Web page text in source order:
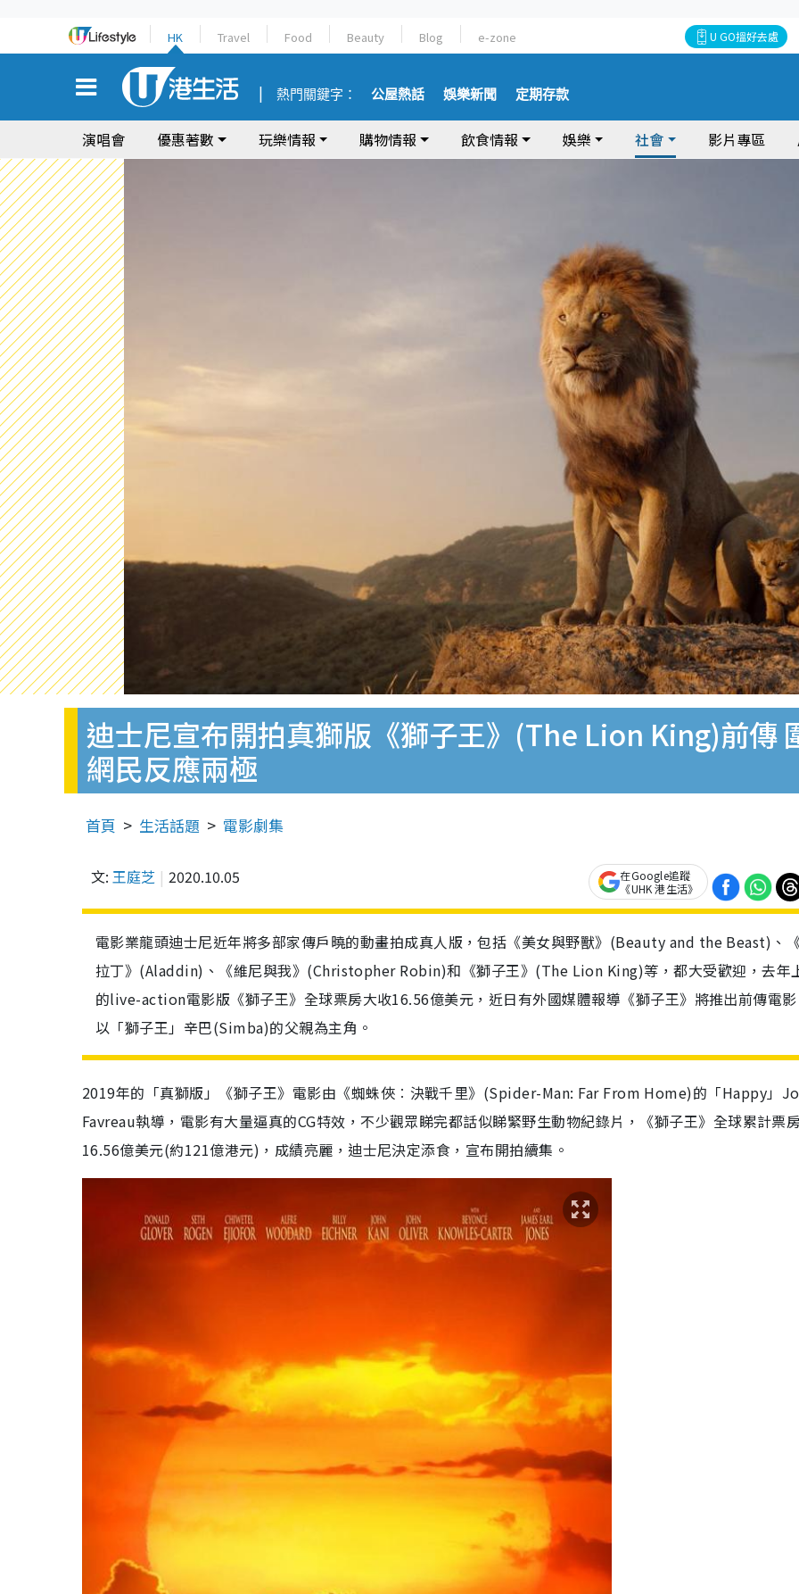
HK Travel Food Beauty Blog e-zone U GO搵好去處
熱門關鍵字： 公屋熱話 娛樂新聞 定期存款
演唱會 優惠著數 玩樂情報 購物情報 飲食情報 娛樂 社會 影片專區
迪士尼宣布開拍真獅版《獅子王》(The Lion King)前傳
網民反應兩極
首頁 生活話題 電影劇集
文: 王庭芝 2020.10.05
在Google追蹤
《UHK 港生活》
電影業龍頭迪士尼近年將多部家傳戶曉的動畫拍成真人版，包括《美女與野獸》(Beauty and the Beast)、
拉丁》(Aladdin)、《維尼與我》(Christopher Robin)和《獅子王》(The Lion King)等，都大受歡迎，去年
的live-action電影版《獅子王》全球票房大收16.56億美元，近日有外國媒體報導《獅子王》將推出前傳電
以「獅子王」辛巴(Simba)的父親為主角。
2019年的「真獅版」《獅子王》電影由《蜘蛛俠︰決戰千里》(Spider-Man: Far From Home)的「Happy」
Favreau執導，電影有大量逼真的CG特效，不少觀眾睇完都話似睇緊野生動物紀錄片，《獅子王》全球累計票
16.56億美元(約121億港元)，成績亮麗，迪士尼決定添食，宣布開拍續集。